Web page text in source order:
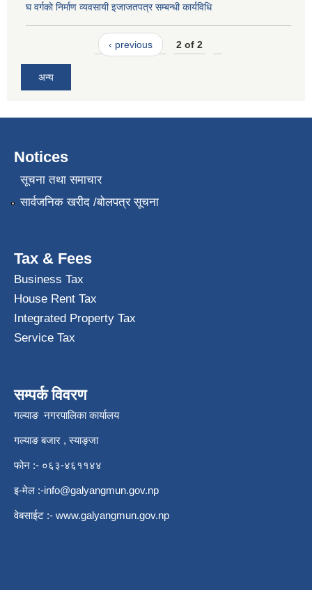
घ वर्गको निर्माण व्यवसायी इजाजतपत्र सम्बन्धी कार्यविधि
‹ previous 2 of 2
अन्य
Notices
सूचना तथा समाचार
सार्वजनिक खरीद /बोलपत्र सूचना
Tax & Fees
Business Tax
House Rent Tax
Integrated Property Tax
Service Tax
सम्पर्क विवरण
गल्याङ नगरपालिका कार्यालय
गल्याङ बजार , स्याङ्जा
फोन :- ०६३-४६११४४
इ-मेल :-info@galyangmun.gov.np
वेबसाईट :- www.galyangmun.gov.np